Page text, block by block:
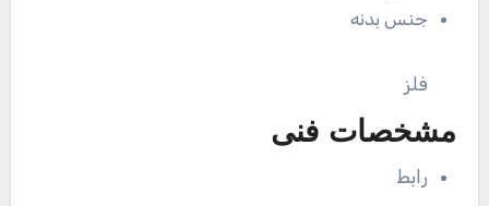
جنس بدنه
فلز
مشخصات فنی
رابط